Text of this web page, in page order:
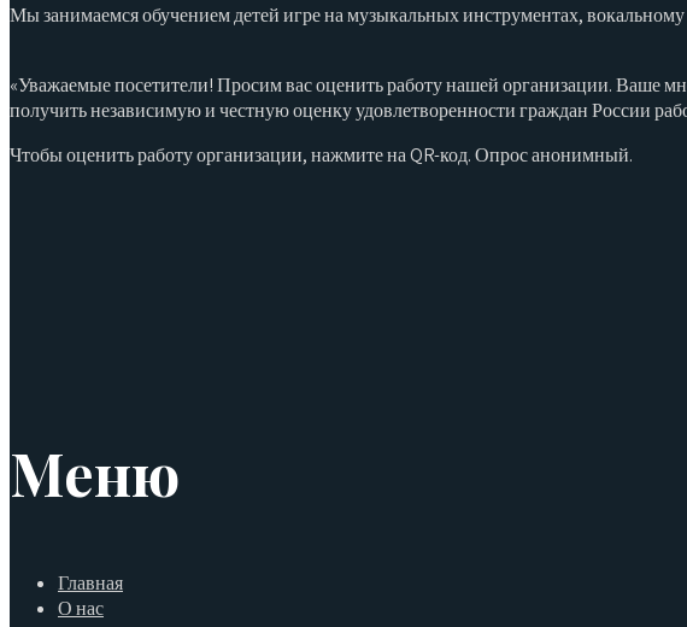
Мы занимаемся обучением детей игре на музыкальных инструментах,
«Уважаемые посетители! Просим вас оценить работу нашей организации. Ваше
получить независимую и честную оценку удовлетворенности граждан России
Чтобы оценить работу организации, нажмите на QR-код. Опрос анонимный.
Меню
Главная
О нас